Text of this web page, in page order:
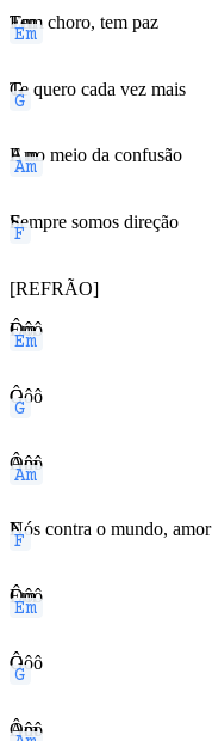
Em
Tem choro, tem paz
G
Te quero cada vez mais
Am
E no meio da confusão
F
Sempre somos direção
[REFRÃO]
Em
Ôôô
G
Ôôô
Am
Ôôô
F
Nós contra o mundo, amor
Em
Ôôô
G
Ôôô
Am
Ôôô